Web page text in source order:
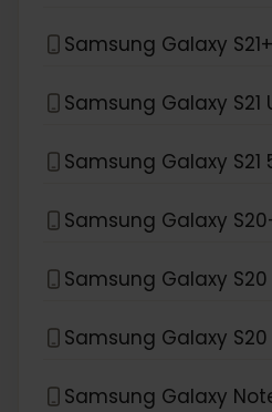
Samsung Galaxy
Samsung Galaxy S21
Samsung Galaxy S21
Samsung Galaxy
Samsung Galaxy S20
Samsung Galaxy S20
Samsung Galaxy